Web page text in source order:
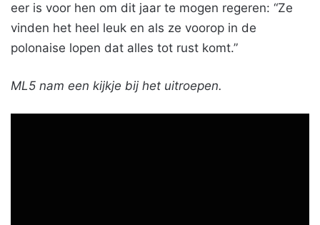
eer is voor hen om dit jaar te mogen regeren: “Ze
vinden het heel leuk en als ze voorop in de
polonaise lopen dat alles tot rust komt.”
ML5 nam een kijkje bij het uitroepen.